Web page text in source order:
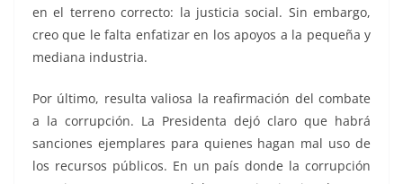
en el terreno correcto: la justicia social. Sin embargo,
creo que le falta enfatizar en los apoyos a la pequeña y
mediana industria.
Por último, resulta valiosa la reafirmación del combate
a la corrupción. La Presidenta dejó claro que habrá
sanciones ejemplares para quienes hagan mal uso de
los recursos públicos. En un país donde la corrupción